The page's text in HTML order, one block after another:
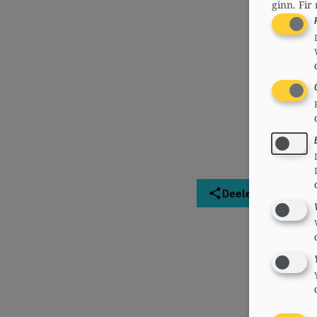
Deelen
ginn. Fir